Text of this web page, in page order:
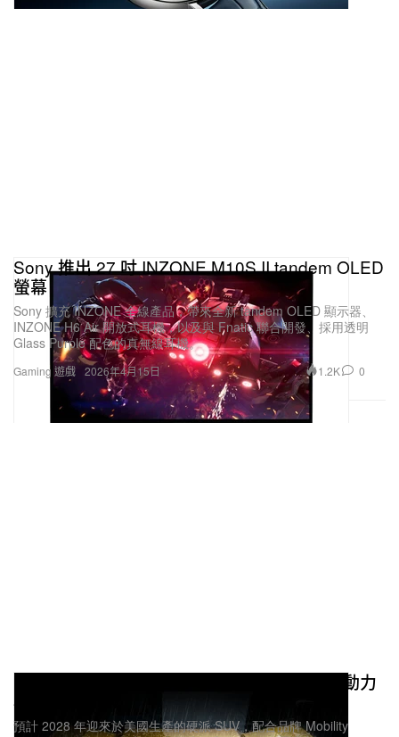
Gaming 遊戲
Sony 推出 27 吋 INZONE M10S II tandem OLED
螢幕
Sony 擴充 INZONE 全線產品，帶來全新 tandem OLED 顯示器、
INZONE H6 Air 開放式耳機，以及與 Fnatic 聯合開發、採用透明
Glass Purple 配色的真無線耳機。
2026年4月15日 1.2K 0
Nissan Xterra 強勢回歸：2028 搭載 Hybrid 動力
再戰硬派 SUV
預計 2028 年迎來於美國生產的硬派 SUV，配合品牌 Mobility